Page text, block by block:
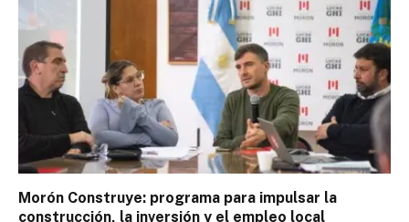
Morón Construye: programa para impulsar la
construcción, la inversión y el empleo local